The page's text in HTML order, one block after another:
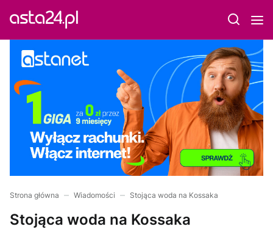
Strona główna Wiadomości Stojąca woda na Kossaka
Stojąca woda na Kossaka